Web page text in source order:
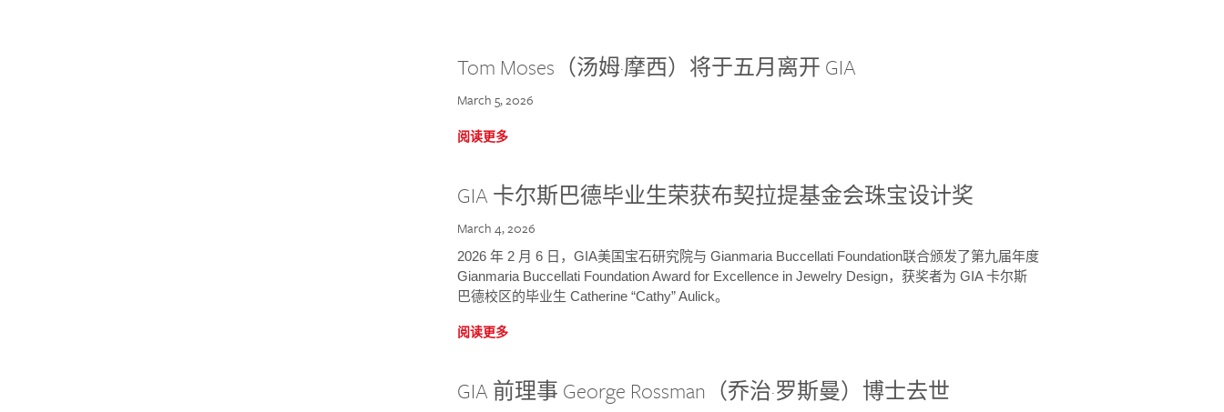
Tom Moses（汤姆·摩西）将于五月离开 GIA
March 5, 2026
阅读更多
GIA 卡尔斯巴德毕业生荣获布契拉提基金会珠宝设计奖
March 4, 2026
2026 年 2 月 6 日，GIA美国宝石研究院与 Gianmaria Buccellati Foundation联合颁发了第九届年度
Gianmaria Buccellati Foundation Award for Excellence in Jewelry Design，获奖者为 GIA 卡尔斯
巴德校区的毕业生 Catherine “Cathy” Aulick。
阅读更多
GIA 前理事 George Rossman（乔治·罗斯曼）博士去世